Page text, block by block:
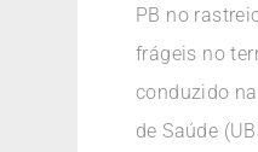
PB no
frágeis no
conduzido
de Saúde